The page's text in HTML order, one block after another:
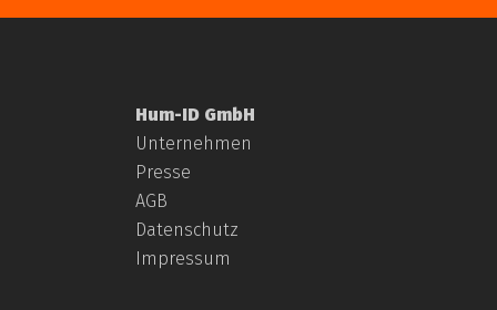
Hum-ID GmbH
Unternehmen
Presse
AGB
Datenschutz
Impressum